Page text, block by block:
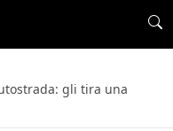
gli tira una